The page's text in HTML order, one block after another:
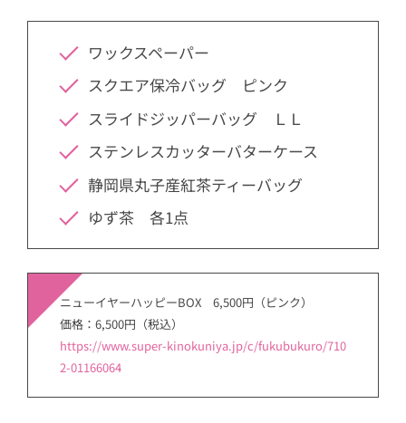
ワックスペーパー
スクエア保冷バッグ ピンク
スライドジッパーバッグ ＬＬ
ステンレスカッターバターケース
静岡県丸子産紅茶ティーバッグ
ゆず茶 各1点
ニューイヤーハッピーBOX 6,500円（ピンク）
価格：6,500円（税込）
https://www.super-kinokuniya.jp/c/fukubukuro/710
2-01166064